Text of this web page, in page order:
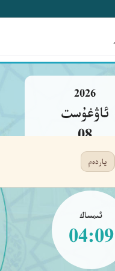
2026
ئاۋغۇست
08
شەنبە
ئىمساك
04:09
ياردەم